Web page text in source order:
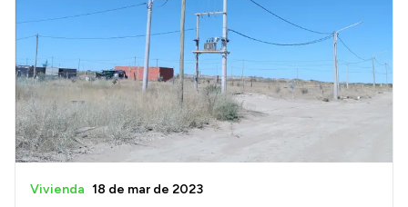
Vivienda 18 de mar de 2023